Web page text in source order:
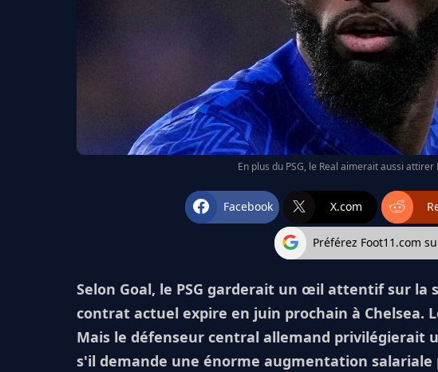
En plus du PSG, le Real aimerait aussi
Facebook X.com
Préférez Foot11.com
Selon Goal, le PSG garderait un œil attentif sur la
contrat actuel expire en juin prochain à Chelsea.
Mais le défenseur central allemand privilégierait
s'il demande une énorme augmentation salariale